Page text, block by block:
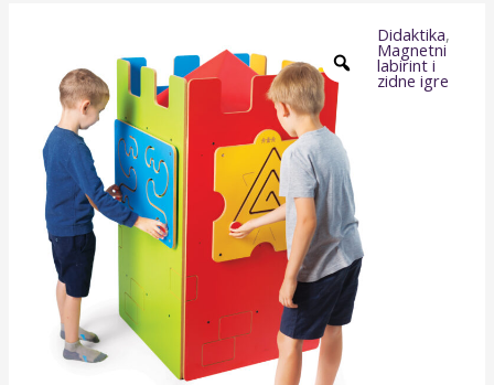
Didaktika,
Magnetni
labirint i
zidne igre
manipulativna
Dvorac
količina